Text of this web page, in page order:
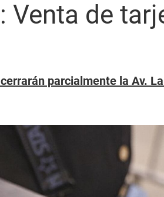
Venta de
parcialmente la Av.